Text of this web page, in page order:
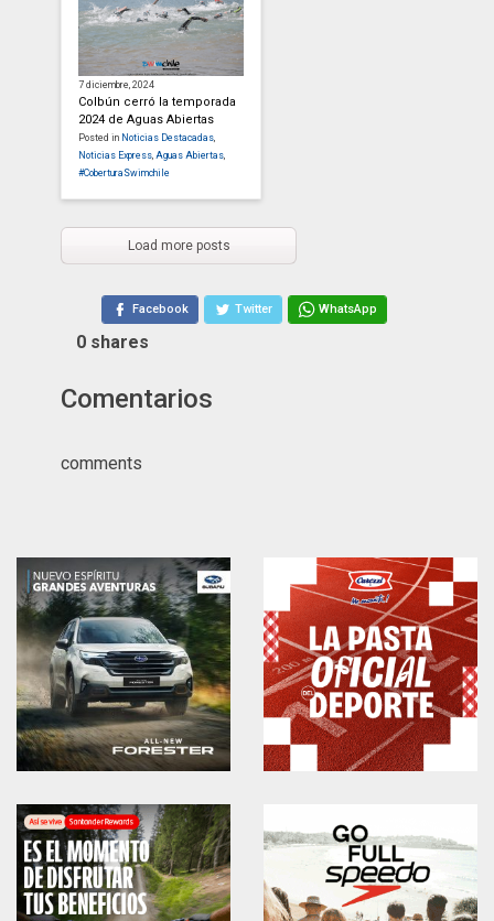
7 diciembre, 2024
Colbún cerró la temporada
2024 de Aguas Abiertas
Posted in Noticias Destacadas,
Noticias Express, Aguas Abiertas,
#CoberturaSwimchile
Load more posts
Facebook Twitter WhatsApp
0 shares
Comentarios
comments